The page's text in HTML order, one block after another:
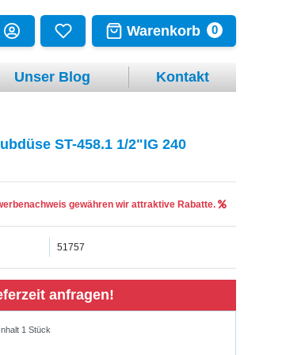
Warenkorb 0
Unser Blog Kontakt
ST-458.1 1/2"IG 240
gewähren wir attraktive Rabatte.
51757
anfragen!
Inhalt 1Stück